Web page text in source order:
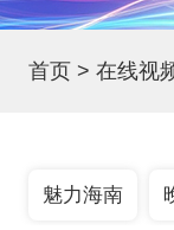
首页 > 在线视
魅力海南